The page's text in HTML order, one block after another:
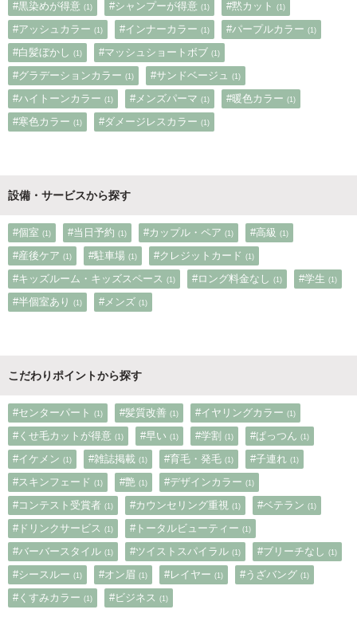
#黒染めが得意 (1) #シャンプーが得意 (1) #黙カット (1)
#アッシュカラー (1) #インナーカラー (1) #パープルカラー (1)
#白髪ぼかし (1) #マッシュショートボブ (1)
#グラデーションカラー (1) #サンドベージュ (1)
#ハイトーンカラー (1) #メンズパーマ (1) #暖色カラー (1)
#寒色カラー (1) #ダメージレスカラー (1)
設備・サービスから探す
#個室 (1) #当日予約 (1) #カップル・ペア (1) #高級 (1)
#産後ケア (1) #駐車場 (1) #クレジットカード (1)
#キッズルーム・キッズスペース (1) #ロング料金なし (1) #学生 (1)
#半個室あり (1) #メンズ (1)
こだわりポイントから探す
#センターパート (1) #髪質改善 (1) #イヤリングカラー (1)
#くせ毛カットが得意 (1) #早い (1) #学割 (1) #ぱっつん (1)
#イケメン (1) #雑誌掲載 (1) #育毛・発毛 (1) #子連れ (1)
#スキンフェード (1) #艶 (1) #デザインカラー (1)
#コンテスト受賞者 (1) #カウンセリング重視 (1) #ベテラン (1)
#ドリンクサービス (1) #トータルビューティー (1)
#バーバースタイル (1) #ツイストスパイラル (1) #ブリーチなし (1)
#シースルー (1) #オン眉 (1) #レイヤー (1) #うざバング (1)
#くすみカラー (1) #ビジネス (1)